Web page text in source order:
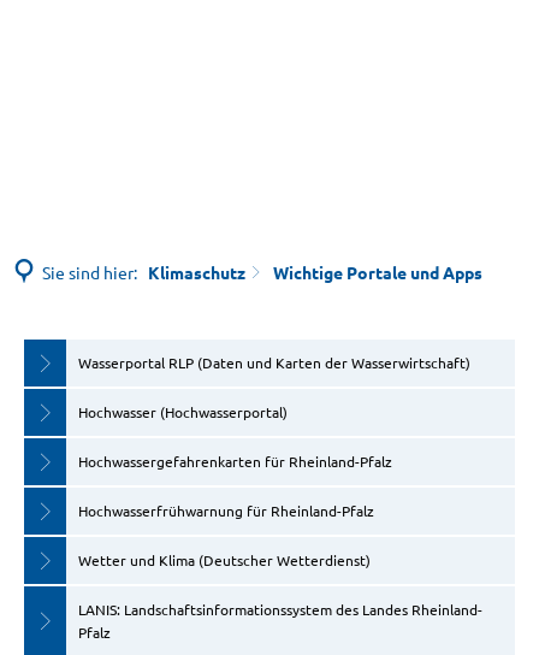
Sie sind hier: Klimaschutz Wichtige Portale und Apps
Wichtige
Portale
und
Apps
Wasserportal RLP (Daten und Karten der Wasserwirtschaft)
Hochwasser (Hochwasserportal)
Hochwassergefahrenkarten für Rheinland-Pfalz
Hochwasserfrühwarnung für Rheinland-Pfalz
Wetter und Klima (Deutscher Wetterdienst)
LANIS: Landschaftsinformationssystem des Landes Rheinland-
Pfalz